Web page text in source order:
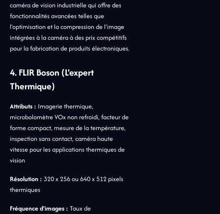
caméra de vision industrielle qui offre des
fonctionnalités avancées telles que
l'optimisation et la compression de l'image
intégrées à la caméra à des prix compétitifs
pour la fabrication de produits électroniques.
4. FLIR Boson (L'expert
Thermique)
Attributs : Imagerie thermique,
microbolomètre VOx non refroidi, facteur de
forme compact, mesure de la température,
inspection sans contact, caméra haute
vitesse pour les applications thermiques de
vision
Résolution : 320 x 256 ou 640 x 512 pixels
thermiques
Fréquence d'images : Taux de